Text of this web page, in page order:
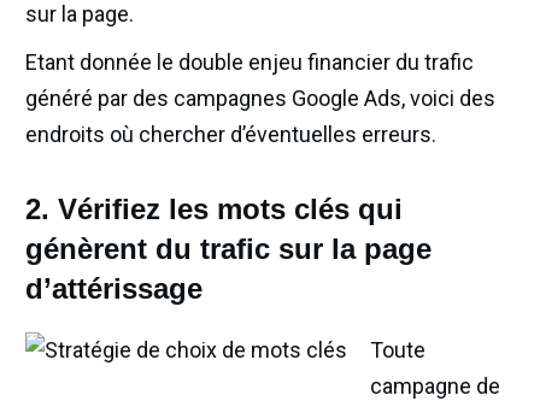
sur la page.
Etant donnée le double enjeu financier du trafic
généré par des campagnes Google Ads, voici des
endroits où chercher d’éventuelles erreurs.
2. Vérifiez les mots clés qui
génèrent du trafic sur la page
d’attérissage
Toute
campagne de